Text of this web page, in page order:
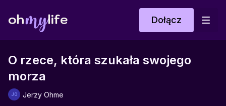
Dołącz
O rzece, która szukała swojego
morza
Jerzy Ohme